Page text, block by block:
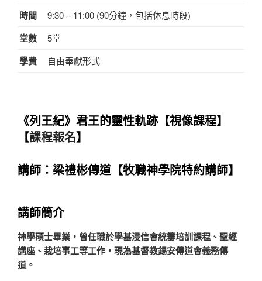
時間 9:30 – 11:00 (90分鐘，包括休息時段)
堂數 5堂
學費 自由奉獻形式
《列王紀》君王的靈性軌跡【視像課程】
【課程報名】
講師：梁禮彬傳道【牧職神學院特約講師】
講師簡介
神學碩士畢業，曾任職於學基浸信會統籌培訓課程、聖經
講座、栽培事工等工作，現為基督教錫安傳道會義務傳
道。